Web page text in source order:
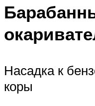
Насадка к
коры